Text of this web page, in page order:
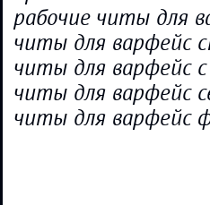
рабочие читы для
читы для варфейс
читы для варфейс
читы для варфейс
читы для варфейс